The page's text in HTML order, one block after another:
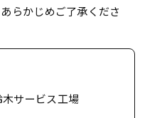
らかじめご了承くださ
サービス工場